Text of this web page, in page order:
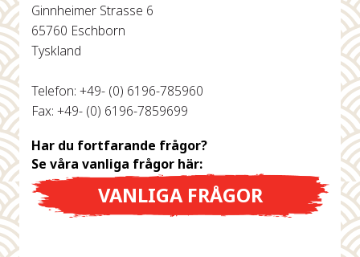
Ginnheimer Strasse 6
65760 Eschborn
Tyskland
Telefon: +49- (0) 6196-785960
Fax: +49- (0) 6196-7859699
Har du fortfarande frågor?
Se våra vanliga frågor här:
VANLIGA FRÅGOR